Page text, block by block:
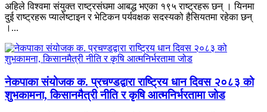
अहिले विश्वमा संयुक्त राष्ट्रसंघमा आबद्ध भएका १९५ राष्ट्रहरू छन् । यिनमा
दुई राष्ट्रहरू प्यालेष्टाइन र भेटिकन पर्यवक्षक सदस्यको हैसियतमा रहेका छन्
।...
नेकपाका संयोजक क. प्रचण्डद्वारा राष्ट्रिय धान दिवस २०८३ को
शुभकामना, किसानमैत्री नीति र कृषि आत्मनिर्भरतामा जोड